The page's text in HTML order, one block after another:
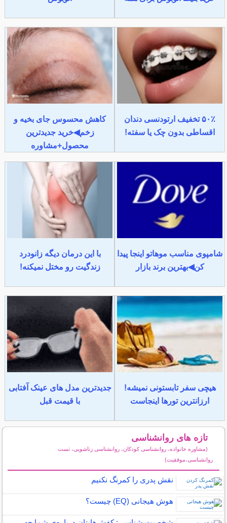
۵۰٪ تخفیف ارتودنسی دندان
اقساطی بدون چک یا سفته!
کاهش محسوس جای بخیه و
زخم◀خرید جدیدترین
محصول+مشاوره
شامپوی مناسب موهاتو اینجا پیدا
کن◀بهترین برند بازار
با این درمان دیگه زانودرد
زندگیت رو مختل نمیکنه!
هیچی سفر تابستونی نمیشه!
ارزانترین تورها اینجاست
جدیدترین مدل های عینک آفتابی
با قیمت قبل
تازه های روانشناسی
(مشاوره خانواده، روانشناسی کودکان، روانشناسی زناشویی، تست
روانشناسی،موفقیت)
نقش پدری را کمرنگ نکنیم
هوش هیجانی (EQ) چیست؟